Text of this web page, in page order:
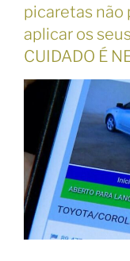
picaretas não
aplicar os
CUIDADO É